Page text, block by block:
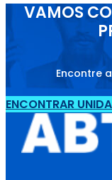
VAMOS
Encontre
ENCONTRAR